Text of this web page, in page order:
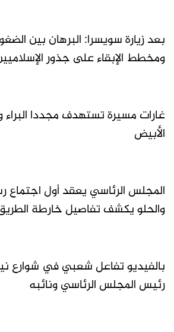
بعد زيارة سويسرا: البرهان بين
ومخطط الإبقاء على جذور
غارات مسيرة تستهدف مجددا البراء
الأبيض
المجلس الرئاسي يعقد أول اجتماع
والحلو يكشف تفاصيل خارطة
بالفيديو تفاعل شعبي في شوارع
رئيس المجلس الرئاسي ونائبه